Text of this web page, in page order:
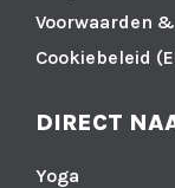
Voorwaarden
Cookiebeleid
DIRECT
Yoga